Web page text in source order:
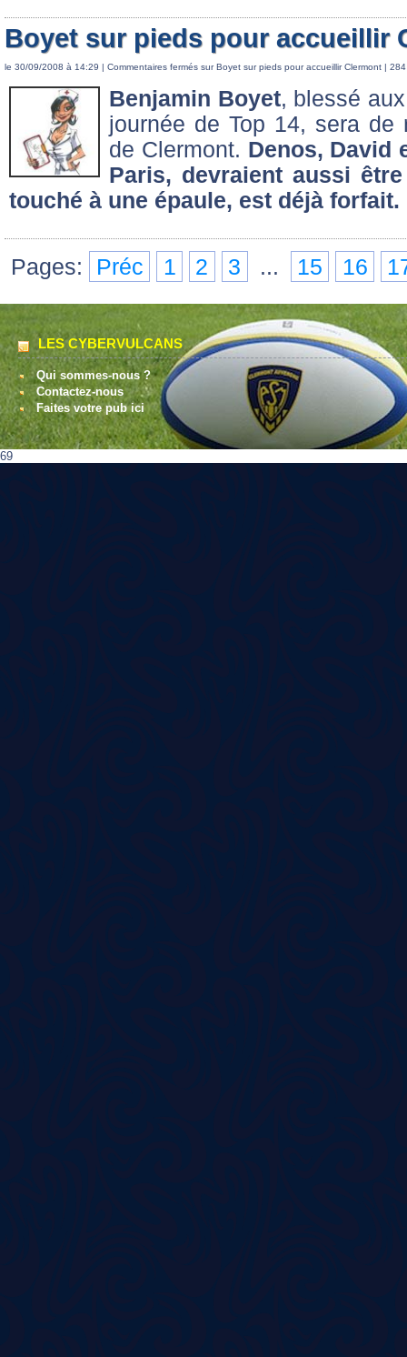
Boyet sur pieds pour accueillir
le 30/09/2008 à 14:29 | Commentaires fermés sur Boyet sur pieds pour accueillir Clermont |
Benjamin Boyet, blessé
journée de Top 14, sera
de Clermont. Denos, David
Paris, devraient aussi
touché à une épaule, est déjà forfait.
Pages: Préc 1 2 3 ... 15 16
LES CYBERVULCANS
Qui sommes-nous ?
Contactez-nous
Faites votre pub ici
69